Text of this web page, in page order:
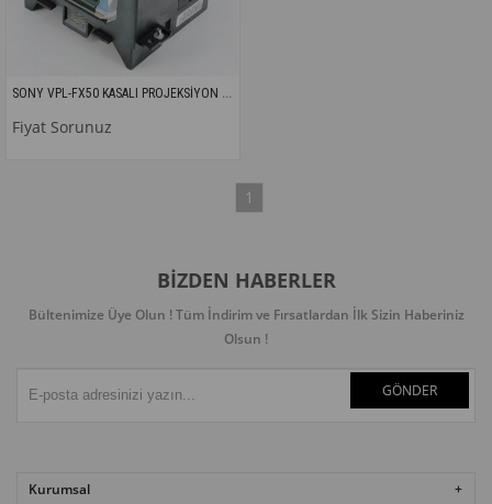
SONY VPL-FX50 KASALI PROJEKSİYON LAMBASI
Fiyat Sorunuz
1
BIZDEN HABERLER
Bültenimize Üye Olun ! Tüm İndirim ve Fırsatlardan İlk Sizin Haberiniz
Olsun !
GÖNDER
Kurumsal